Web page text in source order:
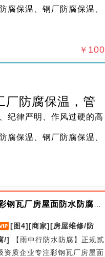
腐保温、钢厂防腐保温、
￥ 100
厂防腐保温，管
纪律严明、作风过硬的高
腐保温、钢厂防腐保温、
[图4][商家][房屋维修/防
/]
【雨中行防水防腐】正规贰
资质企业专注彩钢瓦厂房屋面